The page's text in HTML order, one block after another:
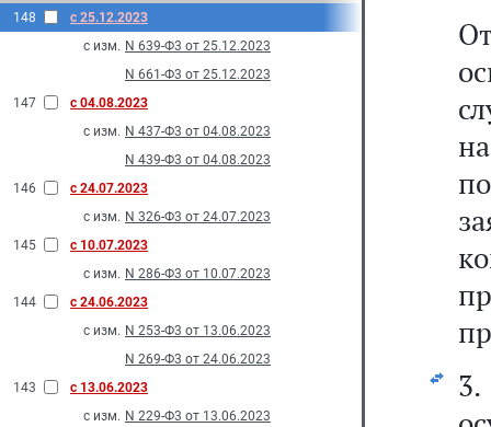
148
с 25.12.2023
с изм. N 639-Ф3 от 25.12.2023
N 661-Ф3 от 25.12.2023
147
с 04.08.2023
с изм. N 437-Ф3 от 04.08.2023
N 439-Ф3 от 04.08.2023
146
с 24.07.2023
с изм. N 326-Ф3 от 24.07.2023
145
с 10.07.2023
с изм. N 286-Ф3 от 10.07.2023
144
с 24.06.2023
с изм. N 253-Ф3 от 13.06.2023
N 269-Ф3 от 24.06.2023
143
с 13.06.2023
с изм. N 229-Ф3 от 13.06.2023